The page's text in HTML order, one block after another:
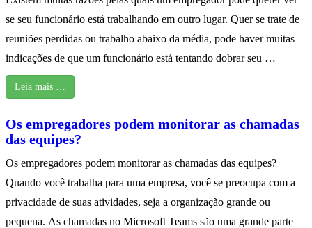
se seu funcionário está trabalhando em outro lugar. Quer se trate de
reuniões perdidas ou trabalho abaixo da média, pode haver muitas
indicações de que um funcionário está tentando dobrar seu …
Leia mais …
Os empregadores podem monitorar as chamadas
das equipes?
Os empregadores podem monitorar as chamadas das equipes?
Quando você trabalha para uma empresa, você se preocupa com a
privacidade de suas atividades, seja a organização grande ou
pequena. As chamadas no Microsoft Teams são uma grande parte